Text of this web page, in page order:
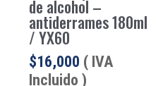
de alcohol –
antiderrames 180ml
/ YX60
$16,000 ( IVA
Incluido )